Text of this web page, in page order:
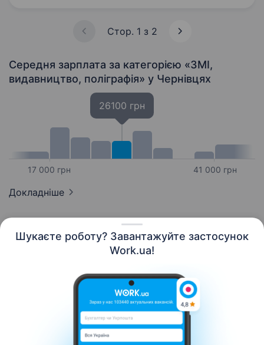
Шукаєте роботу? Завантажуйте застосунок
Work.ua!
Стор. 1 з 2
Середня зарплата за категорією «ЗМІ,
видавництво, поліграфія» у Чернівцях
17 000 грн
26100 грн
41 000 грн
Докладніше